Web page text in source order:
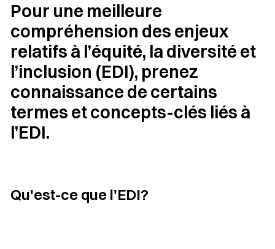
Pour une meilleure
compréhension des enjeux
relatifs à l’équité, la diversité et
l’inclusion (EDI), prenez
connaissance de certains
termes et concepts-clés liés à
l’EDI.
Qu'est-ce que l'EDI?